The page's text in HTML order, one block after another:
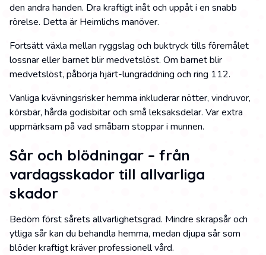
den andra handen. Dra kraftigt inåt och uppåt i en snabb
rörelse. Detta är Heimlichs manöver.
Fortsätt växla mellan ryggslag och buktryck tills föremålet
lossnar eller barnet blir medvetslöst. Om barnet blir
medvetslöst, påbörja hjärt-lungräddning och ring 112.
Vanliga kvävningsrisker hemma inkluderar nötter, vindruvor,
körsbär, hårda godisbitar och små leksaksdelar. Var extra
uppmärksam på vad småbarn stoppar i munnen.
Sår och blödningar – från
vardagsskador till allvarliga
skador
Bedöm först sårets allvarlighetsgrad. Mindre skrapsår och
ytliga sår kan du behandla hemma, medan djupa sår som
blöder kraftigt kräver professionell vård.